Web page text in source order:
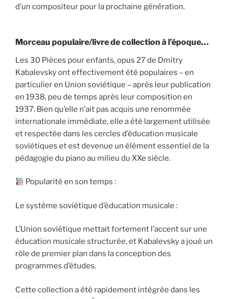
d’un compositeur pour la prochaine génération.
Morceau populaire/livre de collection à l’époque…
Les 30 Pièces pour enfants, opus 27 de Dmitry
Kabalevsky ont effectivement été populaires – en
particulier en Union soviétique – après leur publication
en 1938, peu de temps après leur composition en
1937. Bien qu’elle n’ait pas acquis une renommée
internationale immédiate, elle a été largement utilisée
et respectée dans les cercles d’éducation musicale
soviétiques et est devenue un élément essentiel de la
pédagogie du piano au milieu du XXe siècle.
Popularité en son temps :
Le système soviétique d’éducation musicale :
L’Union soviétique mettait fortement l’accent sur une
éducation musicale structurée, et Kabalevsky a joué un
rôle de premier plan dans la conception des
programmes d’études.
Cette collection a été rapidement intégrée dans les